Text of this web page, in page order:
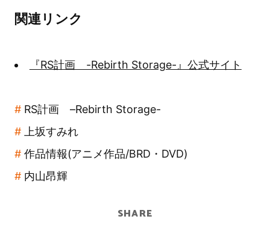
関連リンク
『RS計画 -Rebirth Storage-』公式サイト
RS計画 –Rebirth Storage-
上坂すみれ
作品情報(アニメ作品/BRD・DVD)
内山昂輝
SHARE